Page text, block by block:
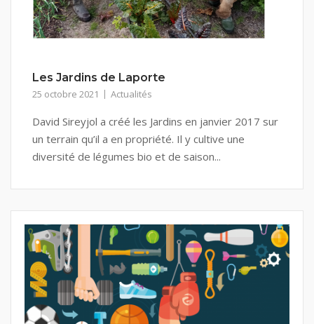
Les Jardins de Laporte
25 octobre 2021 Actualités
David Sireyjol a créé les Jardins en janvier 2017 sur
un terrain qu’il a en propriété. Il y cultive une
diversité de légumes bio et de saison...